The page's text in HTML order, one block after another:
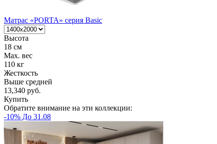
Матрас «PORTA» серия Basic
Высота
18 см
Max. вес
110 кг
Жесткость
Выше средней
13,340 руб.
Купить
Обратите внимание на эти коллекции:
-10% До 31.08